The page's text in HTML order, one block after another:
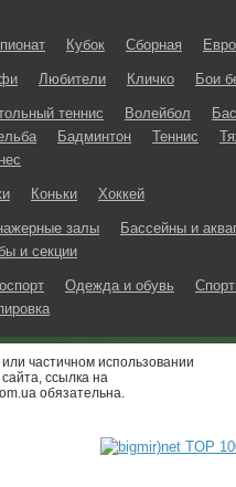
Кубок Сборная
Любители Кличко Бои
теннис Волейбол
Бадминтон Теннис
Коньки Хоккей
залы Бассейны и
и секции
Одежда и обувь
частичном использовании
ссылка на
обязательна.